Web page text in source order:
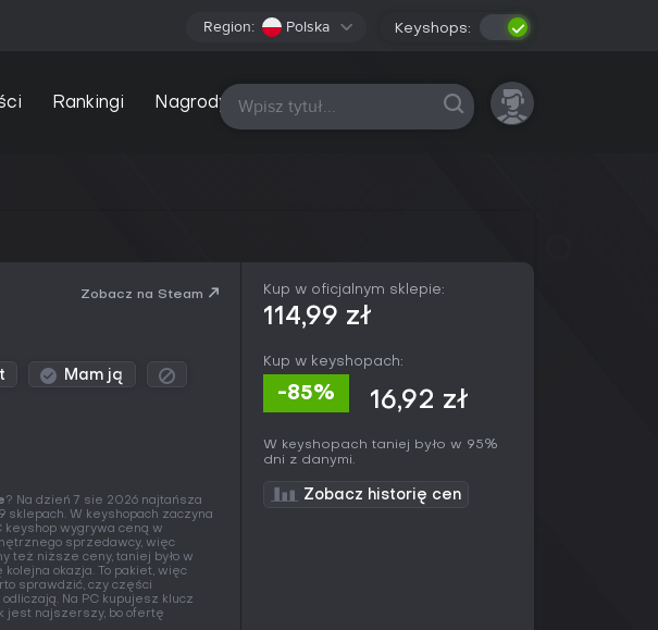
Region: Polska Keyshops:
Rankingi Nagrody Wszystkie platformy
Zobacz na Steam
Mam ją
? Na dzień 7 sie 2026 najtańsza
W keyshopach zaczyna
keyshop wygrywa ceną w
sprzedawcy, więc
też niższe ceny, taniej było w
okazja. To pakiet, więc
sprawdzić, czy części
Na PC kupujesz klucz
jest najszerszy, bo ofertę
Kup w oficjalnym sklepie:
114,99 zł
Kup w keyshopach:
-85% 16,92 zł
W keyshopach taniej było w 95%
dni z danymi.
Zobacz historię cen